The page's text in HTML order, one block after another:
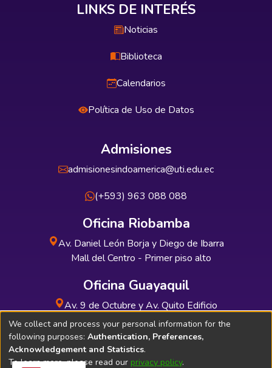
LINKS DE INTERÉS
Noticias
Biblioteca
Calendarios
Política de Uso de Datos
Admisiones
admisionesindoamerica@uti.edu.ec
(+593) 963 088 088
Oficina Riobamba
Av. Daniel León Borja y Diego de Ibarra
Mall del Centro - Primer piso alto
Oficina Guayaquil
Av. 9 de Octubre y Av. Quito Edificio
INDUAUTO - Planta baja
We collect and process your personal information for the
following purposes: Authentication, Preferences,
Acknowledgement and Statistics.
To learn more, please read our privacy policy.